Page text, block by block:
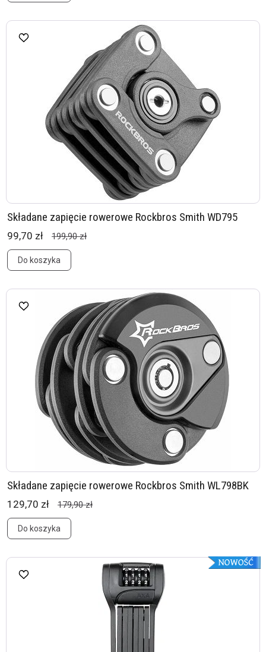
Składane zapięcie rowerowe Rockbros Smith WD795
99,70 zł 199,90 zł
Do koszyka
Składane zapięcie rowerowe Rockbros Smith WL798BK
129,70 zł 179,90 zł
Do koszyka